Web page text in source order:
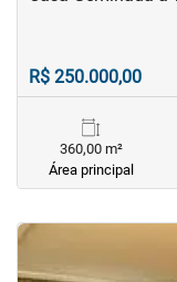
R$ 250.000,00
360,00 m²
Área principal
<